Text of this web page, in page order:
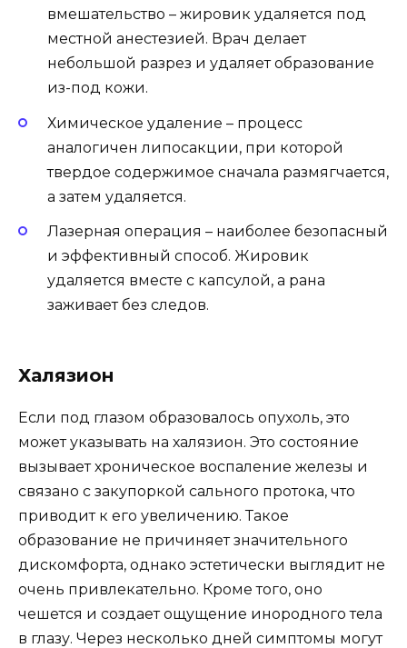
вмешательство – жировик удаляется под
местной анестезией. Врач делает
небольшой разрез и удаляет образование
из-под кожи.
Химическое удаление – процесс
аналогичен липосакции, при которой
твердое содержимое сначала размягчается,
а затем удаляется.
Лазерная операция – наиболее безопасный
и эффективный способ. Жировик
удаляется вместе с капсулой, а рана
заживает без следов.
Халязион
Если под глазом образовалось опухоль, это
может указывать на халязион. Это состояние
вызывает хроническое воспаление железы и
связано с закупоркой сального протока, что
приводит к его увеличению. Такое
образование не причиняет значительного
дискомфорта, однако эстетически выглядит не
очень привлекательно. Кроме того, оно
чешется и создает ощущение инородного тела
в глазу. Через несколько дней симптомы могут